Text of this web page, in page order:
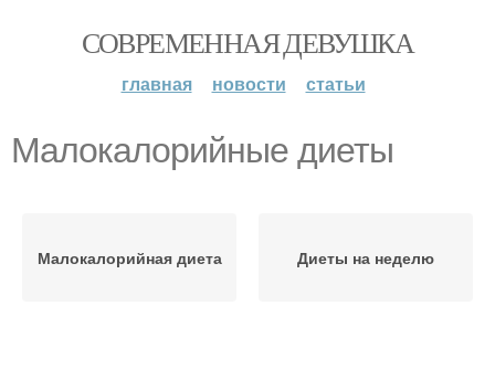
СОВРЕМЕННАЯ ДЕВУШКА
главная новости статьи
Малокалорийные диеты
Малокалорийная диета Диеты на неделю